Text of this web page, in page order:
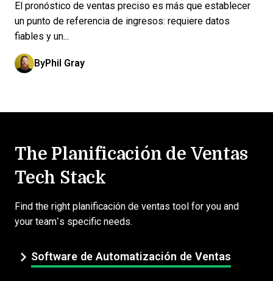
El pronóstico de ventas preciso es más que establecer
un punto de referencia de ingresos: requiere datos
fiables y un...
ByPhil Gray
The Planificación de Ventas
Tech Stack
Find the right planificación de ventas tool for you and
your team’s specific needs.
Software de Automatización de Ventas